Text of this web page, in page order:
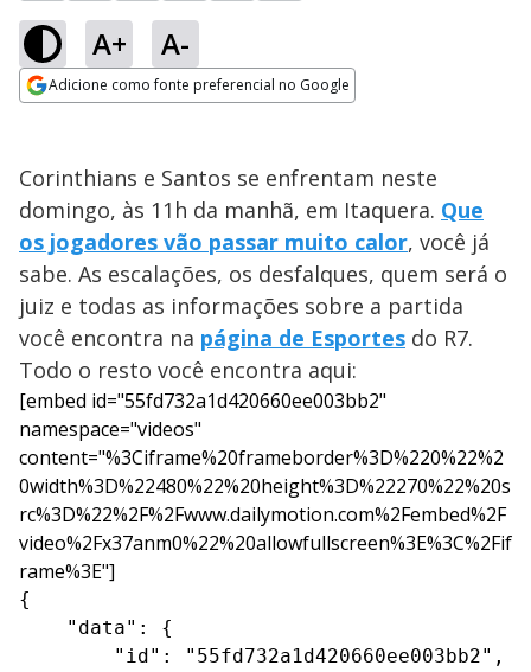
A+ A-
Adicione como fonte preferencial no Google
Corinthians e Santos se enfrentam neste
domingo, às 11h da manhã, em Itaquera. Que
os jogadores vão passar muito calor, você já
sabe. As escalações, os desfalques, quem será o
juiz e todas as informações sobre a partida
você encontra na página de Esportes do R7.
Todo o resto você encontra aqui:
[embed id="55fd732a1d420660ee003bb2"
namespace="videos"
content="%3Ciframe%20frameborder%3D%220%22%2
0width%3D%22480%22%20height%3D%22270%22%20s
rc%3D%22%2F%2Fwww.dailymotion.com%2Fembed%2F
video%2Fx37anm0%22%20allowfullscreen%3E%3C%2Fif
rame%3E"]
{
    "data": {
        "id": "55fd732a1d420660ee003bb2",